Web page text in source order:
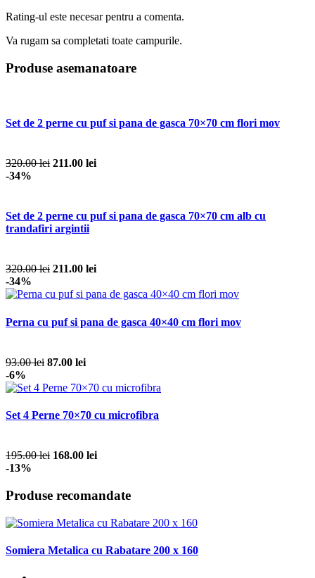
Rating-ul este necesar pentru a comenta.
Va rugam sa completati toate campurile.
Produse asemanatoare
Set de 2 perne cu puf si pana de gasca 70×70 cm flori mov
320.00 lei 211.00 lei
-34%
Set de 2 perne cu puf si pana de gasca 70×70 cm alb cu
trandafiri argintii
320.00 lei 211.00 lei
-34%
Perna cu puf si pana de gasca 40×40 cm flori mov
93.00 lei 87.00 lei
-6%
Set 4 Perne 70×70 cu microfibra
195.00 lei 168.00 lei
-13%
Produse recomandate
Somiera Metalica cu Rabatare 200 x 160